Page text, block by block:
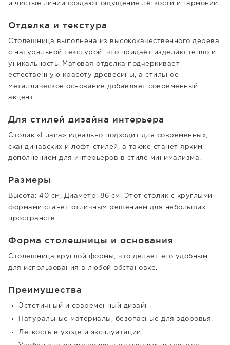
и чистые линии создают ощущение лёгкости и гармонии.
Отделка и текстура
Столешница выполнена из высококачественного дерева
с натуральной текстурой, что придаёт изделию тепло и
уникальность. Матовая отделка подчеркивает
естественную красоту древесины, а стильное
металлическое основание добавляет современный
акцент.
Для стилей дизайна интерьера
Столик «Luana» идеально подходит для современных,
скандинавских и лофт-стилей, а также станет ярким
дополнением для интерьеров в стиле минимализма.
Размеры
Высота: 40 см, Диаметр: 86 см. Этот столик с круглыми
формами станет отличным решением для небольших
пространств.
Форма столешницы и основания
Столешница круглой формы, что делает его удобным
для использования в любой обстановке.
Преимущества
Эстетичный и современный дизайн.
Натуральные материалы, безопасные для здоровья.
Легкость в уходе и эксплуатации.